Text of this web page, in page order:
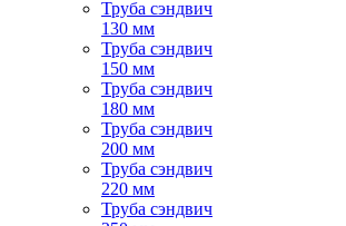
Труба сэндвич
130 мм
Труба сэндвич
150 мм
Труба сэндвич
180 мм
Труба сэндвич
200 мм
Труба сэндвич
220 мм
Труба сэндвич